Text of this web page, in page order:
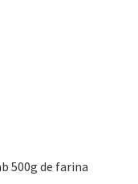
500g de farina